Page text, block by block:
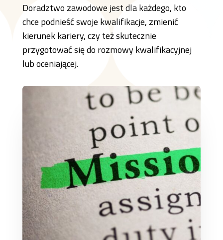
Doradztwo zawodowe jest dla każdego, kto
chce podnieść swoje kwalifikacje, zmienić
kierunek kariery, czy też skutecznie
przygotować się do rozmowy kwalifikacyjnej
lub oceniającej.